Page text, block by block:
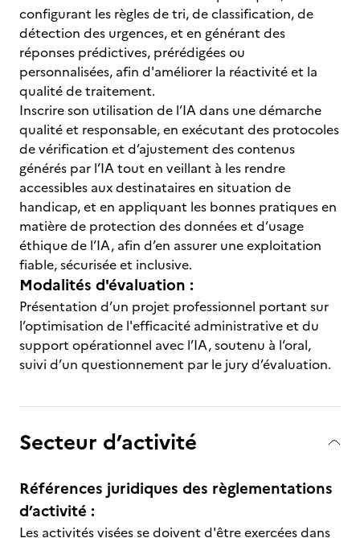
configurant les règles de tri, de classification, de
détection des urgences, et en générant des
réponses prédictives, prérédigées ou
personnalisées, afin d'améliorer la réactivité et la
qualité de traitement.
Inscrire son utilisation de l’IA dans une démarche
qualité et responsable, en exécutant des protocoles
de vérification et d’ajustement des contenus
générés par l’IA tout en veillant à les rendre
accessibles aux destinataires en situation de
handicap, et en appliquant les bonnes pratiques en
matière de protection des données et d’usage
éthique de l’IA, afin d’en assurer une exploitation
fiable, sécurisée et inclusive.
Modalités d'évaluation :
Présentation d’un projet professionnel portant sur
l’optimisation de l'efficacité administrative et du
support opérationnel avec l’IA, soutenu à l’oral,
suivi d’un questionnement par le jury d’évaluation.
Secteur d’activité
Références juridiques des règlementations
d’activité :
Les activités visées se doivent d'être exercées dans